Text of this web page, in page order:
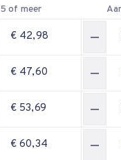
5 of meer
€ 42,98
€ 47,60
€ 53,69
€ 60,34